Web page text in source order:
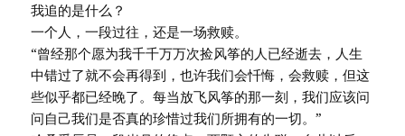
我追的是什么？
一个人，一段过往，还是一场救赎。
“曾经那个愿为我千千万万次捡风筝的人已经逝去，人生
中错过了就不会再得到，也许我们会忏悔，会救赎，但这
些似乎都已经晚了。每当放飞风筝的那一刻，我们应该问
问自己我们是否真的珍惜过我们所拥有的一切。”